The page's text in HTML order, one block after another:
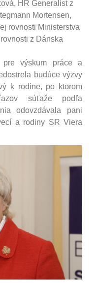
HR Generalist z
Mortensen,
rovnosti Ministerstva
z Dánska
pre výskum práce a
budúce výzvy
k rodine, po ktorom
súťaže podľa
odovzdávala pani
a rodiny SR Viera